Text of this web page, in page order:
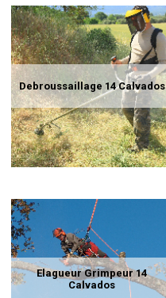
Debroussaillage 14 Calvados
Elagueur Grimpeur 14
Calvados